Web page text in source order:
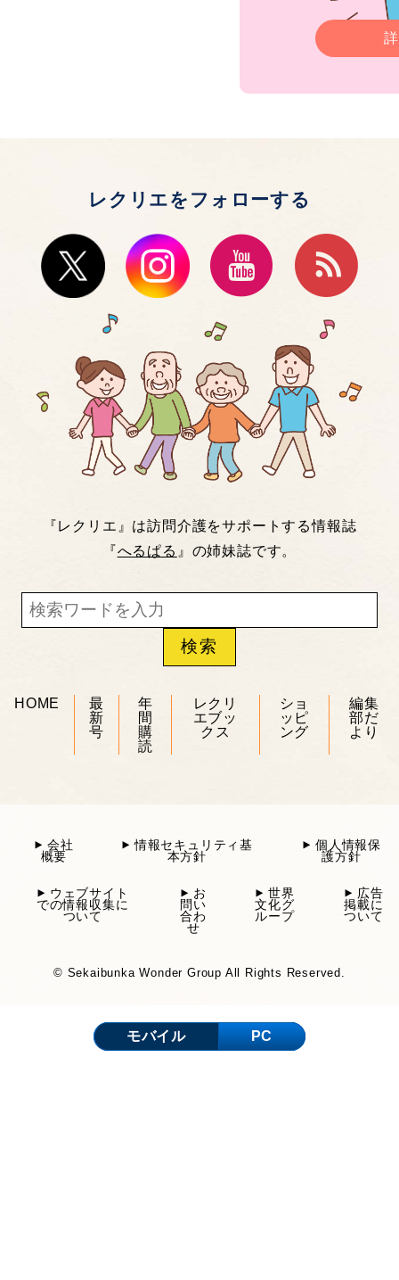
レクリエをフォローする
『レクリエ』は訪問介護をサポートする情報誌
『へるぱる 』の姉妹誌です。
HOME
最
新
号
年
間
購
読
レクリ
エブッ
クス
ショ
ッピ
ング
編集
部だ
より
会社
概要
情報セキュリティ基
本方針
個人情報保
護方針
ウェブサイト
での情報収集に
ついて
お
問い
合わ
せ
世界
文化グ
ループ
広告
掲載に
ついて
© Sekaibunka Wonder Group All Rights Reserved.
モバイル PC